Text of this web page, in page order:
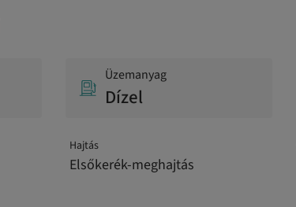
Üzemanyag
Dízel
Hajtás
Elsőkerék-meghajtás